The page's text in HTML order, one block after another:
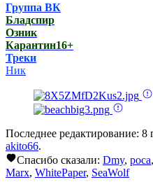
Группа ВК
Бладспир
Озник
Карантин16+
Треки
Ник
Последнее редактирование: 8
akito66.
Спасибо сказали: Dmy, poca,
Marx, WhitePaper, SeaWolf